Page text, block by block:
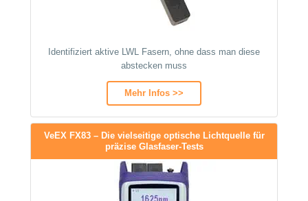
Identifiziert aktive LWL Fasern, ohne dass man diese
abstecken muss
Mehr Infos >>
VeEX FX83 – Die vielseitige optische Lichtquelle für
präzise Glasfaser-Tests